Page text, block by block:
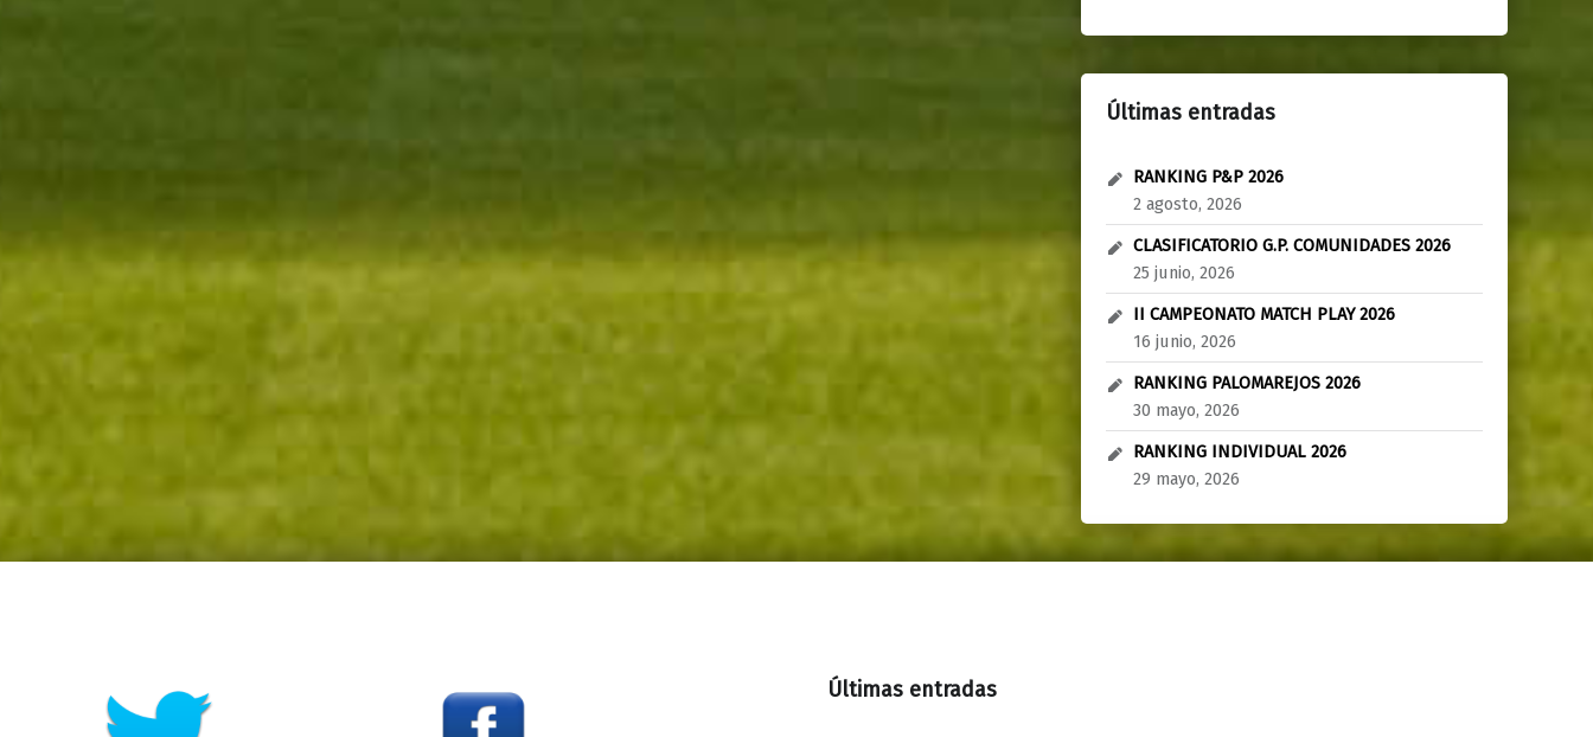
Últimas entradas
RANKING P&P 2026
2 agosto, 2026
CLASIFICATORIO G.P. COMUNIDADES 2026
25 junio, 2026
II CAMPEONATO MATCH PLAY 2026
16 junio, 2026
RANKING PALOMAREJOS 2026
30 mayo, 2026
RANKING INDIVIDUAL 2026
29 mayo, 2026
Últimas entradas